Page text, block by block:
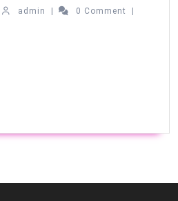
admin 0 Comment